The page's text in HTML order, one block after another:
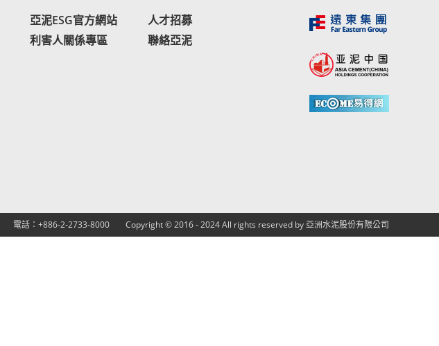
亞泥ESG官方網站
利害人關係專區
人才招募
聯絡亞泥
電話：+886-2-2733-8000 Copyright © 2016 - 2024 All rights reserved by 亞洲水泥股份有限公司